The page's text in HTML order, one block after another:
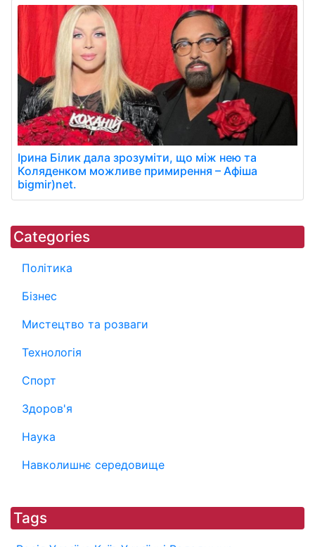
Ірина Білик дала зрозуміти, що між нею та
Коляденком можливе примирення – Афіша
bigmir)net.
Categories
Політика
Бізнес
Мистецтво та розваги
Технологія
Спорт
Здоров'я
Наука
Навколишнє середовище
Tags